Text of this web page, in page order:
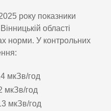
року показники
області
норми. У контрольних
мкЗв/год
мкЗв/год
мкЗв/год